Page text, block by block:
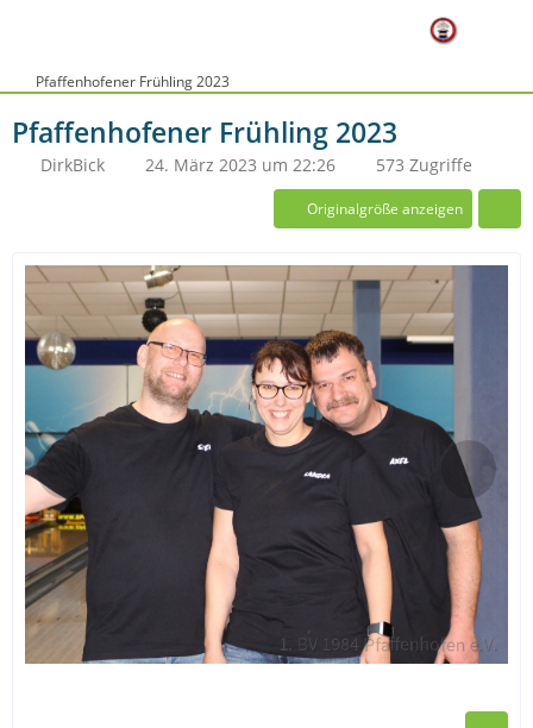
Pfaffenhofener Frühling 2023
Pfaffenhofener Frühling 2023
DirkBick 24. März 2023 um 22:26 573 Zugriffe
Originalgröße anzeigen